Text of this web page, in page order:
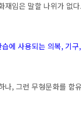
임은 말할 나위가 없
에 사용되는 의복, 기
, 그런 무형문화를 함